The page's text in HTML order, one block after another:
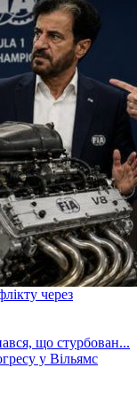
через
у Вільямс